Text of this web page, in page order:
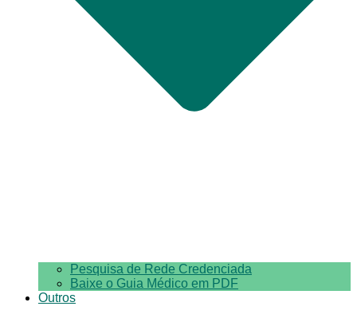
Pesquisa de Rede Credenciada
Baixe o Guia Médico em PDF
Outros